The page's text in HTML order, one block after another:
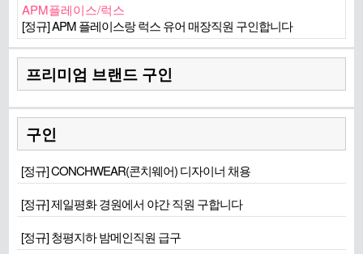
APM플레이스/럭스
[정규] APM 플레이스랑 럭스 유어 매장직원 구인합니다
프리미엄 브랜드 구인
구인
[정규] CONCHWEAR(콘치웨어) 디자이너 채용
[정규] 제일평화 경원에서 야간 직원 구합니다
[정규] 청평지하 밤메인직원 급구